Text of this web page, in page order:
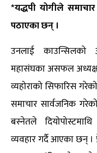
*यद्धपी योगीले
पठाएका छन् ।
उनलाई काउन्सिलको
महासंघका असफल
व्यहोराको सिफारिस
समाचार सार्वजनिक
बस्नेतले
व्यवहार गर्दै आएका छन् ।